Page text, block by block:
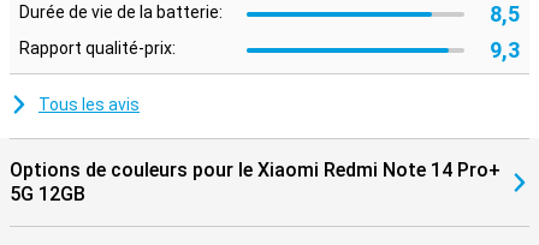
Durée de vie de la batterie: 8,5
Rapport qualité-prix: 9,3
Tous les avis
Options de couleurs pour le Xiaomi Redmi Note 14 Pro+
5G 12GB